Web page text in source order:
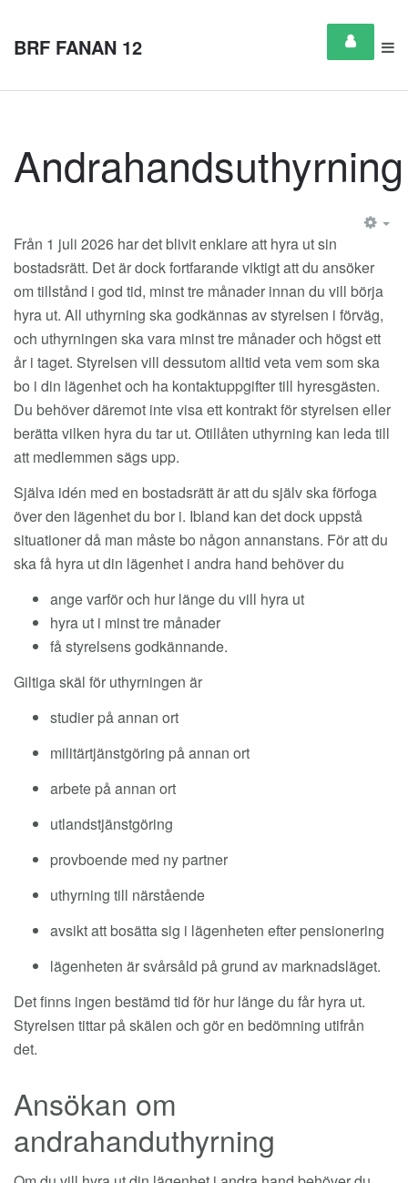
BRF FANAN 12
Andrahandsuthyrning
Från 1 juli 2026 har det blivit enklare att hyra ut sin
bostadsrätt. Det är dock fortfarande viktigt att du ansöker
om tillstånd i god tid, minst tre månader innan du vill börja
hyra ut. All uthyrning ska godkännas av styrelsen i förväg,
och uthyrningen ska vara minst tre månader och högst ett
år i taget. Styrelsen vill dessutom alltid veta vem som ska
bo i din lägenhet och ha kontaktuppgifter till hyresgästen.
Du behöver däremot inte visa ett kontrakt för styrelsen eller
berätta vilken hyra du tar ut. Otillåten uthyrning kan leda till
att medlemmen sägs upp.
Själva idén med en bostadsrätt är att du själv ska förfoga
över den lägenhet du bor i. Ibland kan det dock uppstå
situationer då man måste bo någon annanstans. För att du
ska få hyra ut din lägenhet i andra hand behöver du
ange varför och hur länge du vill hyra ut
hyra ut i minst tre månader
få styrelsens godkännande.
Giltiga skäl för uthyrningen är
studier på annan ort
militärtjänstgöring på annan ort
arbete på annan ort
utlandstjänstgöring
provboende med ny partner
uthyrning till närstående
avsikt att bosätta sig i lägenheten efter pensionering
lägenheten är svårsåld på grund av marknadsläget.
Det finns ingen bestämd tid för hur länge du får hyra ut.
Styrelsen tittar på skälen och gör en bedömning utifrån
det.
Ansökan om
andrahanduthyrning